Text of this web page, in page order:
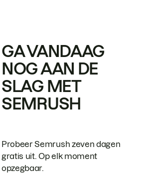
GA VANDAAG
NOG AAN DE
SLAG MET
SEMRUSH
Probeer Semrush zeven dagen
gratis uit. Op elk moment
opzegbaar.